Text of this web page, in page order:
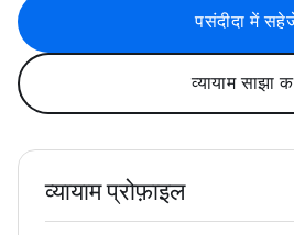
पसंदीदा में
व्यायाम साझा
व्यायाम प्रोफ़ाइल